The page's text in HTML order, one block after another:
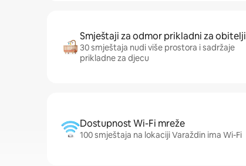
Smještaji za odmor prikladni za obitelji
30 smještaja nudi više prostora i sadržaje
prikladne za djecu
Dostupnost Wi-Fi mreže
100 smještaja na lokaciji Varaždin ima Wi-Fi